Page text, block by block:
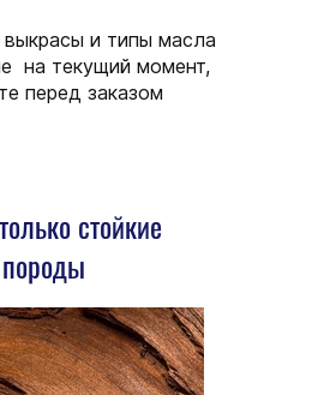
и типы масла
на текущий момент,
перед заказом
стойкие
породы